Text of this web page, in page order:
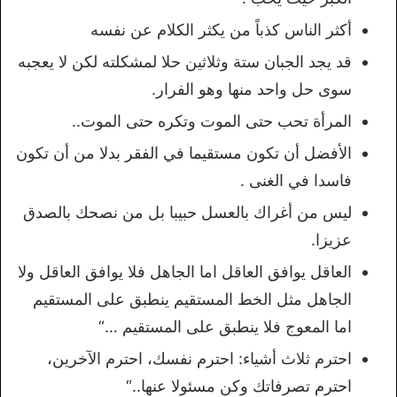
أكثر الناس كذباً من يكثر الكلام عن نفسه
قد يجد الجبان ستة وثلاثين حلا لمشكلته لكن لا يعجبه
سوى حل واحد منها وهو الفرار.
المرأة تحب حتى الموت وتكره حتى الموت..
الأفضل أن تكون مستقيما في الفقر بدلا من أن تكون
فاسدا في الغنى .
ليس من أغراك بالعسل حبيبا بل من نصحك بالصدق
عزيزا.
العاقل يوافق العاقل اما الجاهل فلا يوافق العاقل ولا
الجاهل مثل الخط المستقيم ينطبق على المستقيم
اما المعوج فلا ينطبق على المستقيم …“
احترم ثلاث أشياء: احترم نفسك، احترم الآخرين،
احترم تصرفاتك وكن مسئولا عنها..“